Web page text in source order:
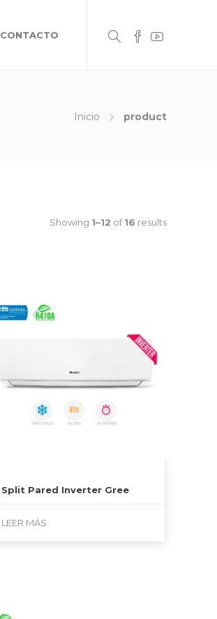
CONTACTO
Inicio product
Showing 1–12 of16 results
Split Pared Inverter Gree
LEER MÁS